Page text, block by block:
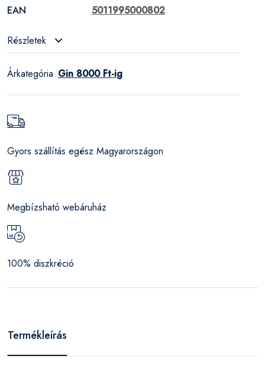
EAN
5011995000802
Részletek
Árkategória: Gin 8000 Ft-ig
Gyors szállítás egész Magyarországon
Megbízsható webáruház
100% diszkréció
Termékleírás